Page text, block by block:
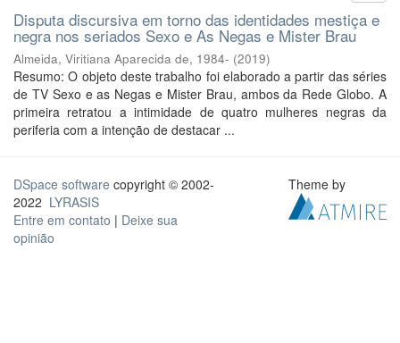
Disputa discursiva em torno das identidades mestiça e
negra nos seriados Sexo e As Negas e Mister Brau
Almeida, Viritiana Aparecida de, 1984- (2019)
Resumo: O objeto deste trabalho foi elaborado a partir das séries
de TV Sexo e as Negas e Mister Brau, ambos da Rede Globo. A
primeira retratou a intimidade de quatro mulheres negras da
periferia com a intenção de destacar ...
DSpace software copyright © 2002-
2022 LYRASIS
Entre em contato | Deixe sua
opinião
Theme by